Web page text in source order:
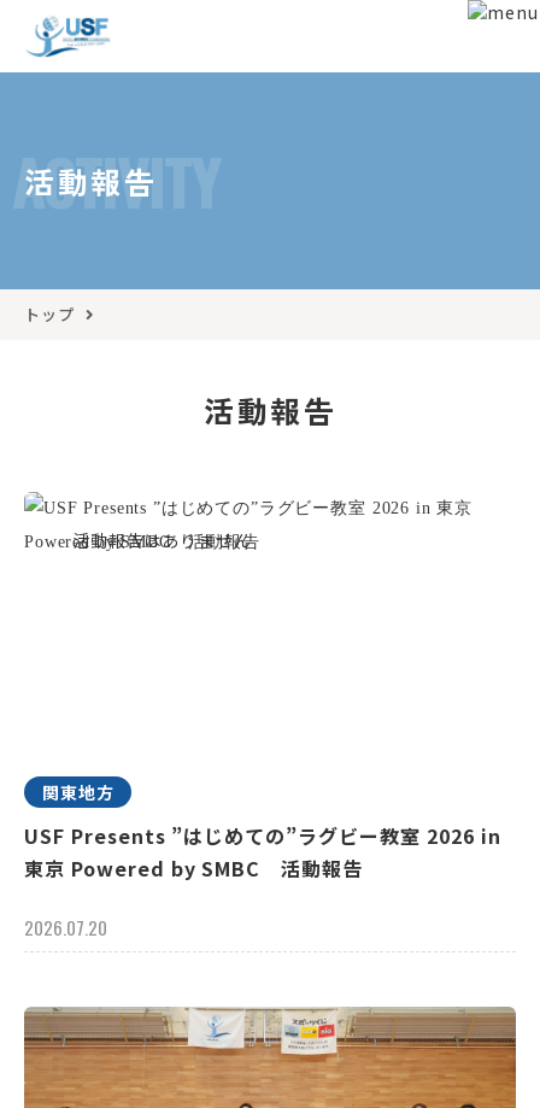
ACTIVITY
活動報告
トップ
活動報告
関東地方
USF Presents ”はじめての”ラグビー教室 2026 in
東京 Powered by SMBC 活動報告
2026.07.20